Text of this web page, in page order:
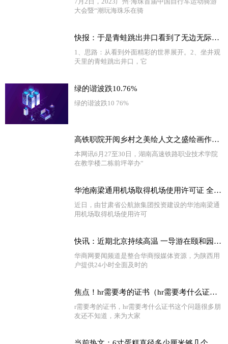
大会暨“潮玩海珠乐在骑
快报：于是青蛙跳出井口看到了无边无际的天很惊讶用文言文怎么说（青蛙跳出井口会看到什么会说些什么）
1、思路：从看到外面精彩的世界展开。2、坐井观
天里的青蛙跳出井口，它
绿的谐波跌10.76%
绿的谐波跌10 76%
高铁职院开阅乡村之美绘人文之盛绘画作品展 精选
本网讯6月27至30日，湖南高速铁路职业技术学院
在教学楼二栋前坪举办“
华池南梁通用机场取得机场使用许可证 全球热文
近日，由甘肃省公航旅集团投资建设的华池南梁通
用机场取得机场使用许可
快讯：近期北京持续高温 一导游在颐和园带团时中暑离世
华商网要闻频道是整合华商报媒体资源，为陕西用
户提供24小时全面及时的
焦点！hr需要考的证书（hr需要考什么证书）
r需要考的证书，hr需要考什么证书这个问题很多朋
友还不知道，来为大家